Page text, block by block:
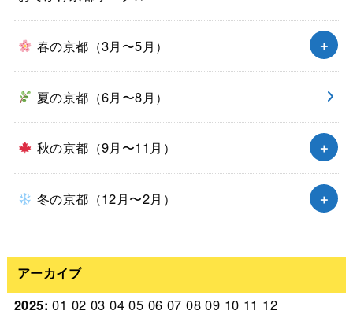
春の京都（3月〜5月）
夏の京都（6月〜8月）
秋の京都（9月〜11月）
冬の京都（12月〜2月）
アーカイブ
2025:01 02 03 04 05 06 07 08 09 10 11 12